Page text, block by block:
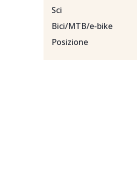
Sci
Bici/MTB/e-bike
Posizione